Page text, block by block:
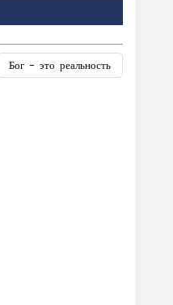
Бог – это реальность